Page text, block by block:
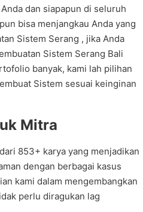
dan siapapun di seluruh
bisa menjangkau Anda yang
Sistem Serang , jika Anda
Sistem Serang Bali
banyak, kami lah pilihan
Sistem sesuai keinginan
Mitra
853+ karya yang menjadikan
dengan berbagai kasus
kami dalam mengembangkan
perlu diragukan lag